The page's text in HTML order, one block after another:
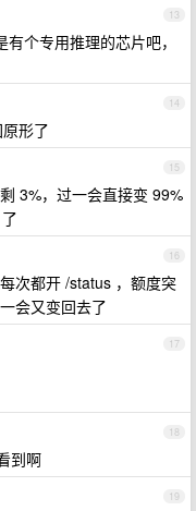
13
个专用推理的芯片吧，
14
形了
15
3%，过一会直接变 99%
16
次都开 /status ，额度突
会又变回去了
17
18
到啊
19